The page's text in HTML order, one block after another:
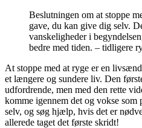
Beslutningen om at stoppe
gave, du kan give dig selv.
vanskeligheder i
bedre med tiden. – tidligere
At stoppe med at ryge er en
et længere og sundere liv. Den
udfordrende, men med den rette
komme igennem det og vokse
selv, og søg hjælp, hvis det er
allerede taget det første skridt!